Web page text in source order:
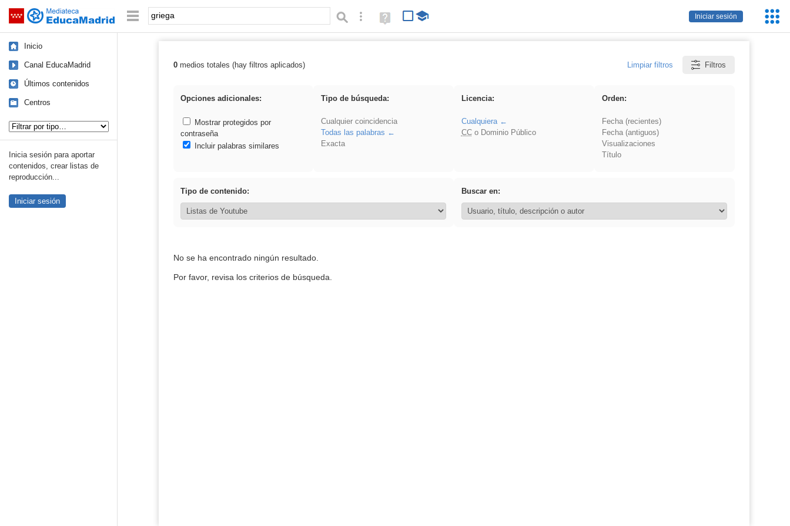
Saltar navegación
Iniciar sesión
Palabra o frase: Búsqueda avanzada
Ayuda
(en
Inicio
Canal EducaMadrid
Últimos contenidos
Centros
Inicia sesión para aportar
contenidos, crear listas de
reproducción...
Iniciar sesión
Resultados de: griega
0medios totales (hay filtros aplicados) Limpiar filtros Filtros
Opciones adicionales:
Mostrar protegidos por
contraseña
Incluir palabras similares
Tipo de búsqueda:
Cualquier coincidencia
Todas las palabras
Exacta
Licencia:
Cualquiera
CCo Dominio Público
Orden:
Fecha (recientes)
Fecha (antiguos)
Visualizaciones
Título
Tipo de contenido: Buscar en:
No se ha encontrado ningún resultado.
Por favor, revisa los criterios de búsqueda.